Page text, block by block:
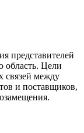
представителей
область. Цели
связей между
и поставщиков,